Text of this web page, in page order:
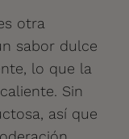
otra
sabor dulce
lo que la
Sin
así que